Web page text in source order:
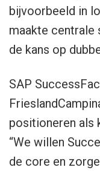
bijvoorbeeld in
maakte centrale
de kans op
SAP
positioneren als
“We willen
de core en